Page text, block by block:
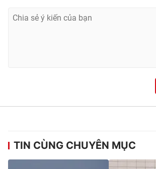
TIN CÙNG CHUYÊN MỤC